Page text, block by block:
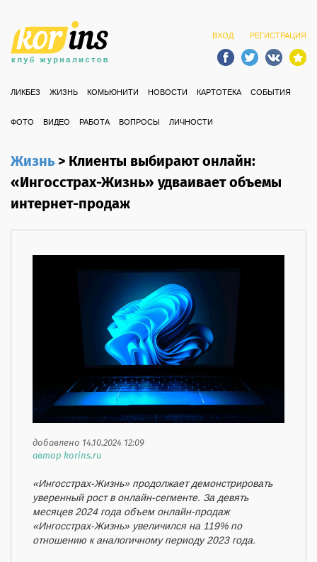
ВХОД РЕГИСТРАЦИЯ
ЛИКБЕЗ ЖИЗНЬ КОМЬЮНИТИ НОВОСТИ КАРТОТЕКА СОБЫТИЯ
ФОТО ВИДЕО РАБОТА ВОПРОСЫ ЛИЧНОСТИ
Жизнь>Клиенты выбирают онлайн:
«Ингосстрах-Жизнь» удваивает объемы
интернет-продаж
добавлено 14.10.2024 12:09
автор korins.ru
«Ингосстрах-Жизнь» продолжает демонстрировать
уверенный рост в онлайн-сегменте. За девять
месяцев 2024 года объем онлайн-продаж
«Ингосстрах-Жизнь» увеличился на 119% по
отношению к аналогичному периоду 2023 года.